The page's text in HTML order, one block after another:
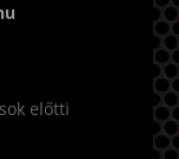
előtti